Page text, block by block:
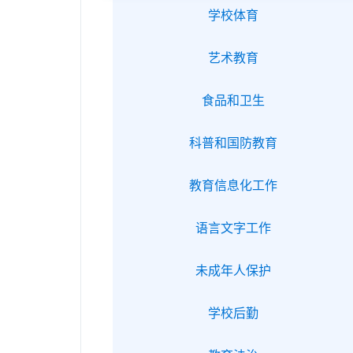
学校体育
艺术教育
食品和卫生
科普和国防教育
教育信息化工作
语言文字工作
未成年人保护
学校后勤